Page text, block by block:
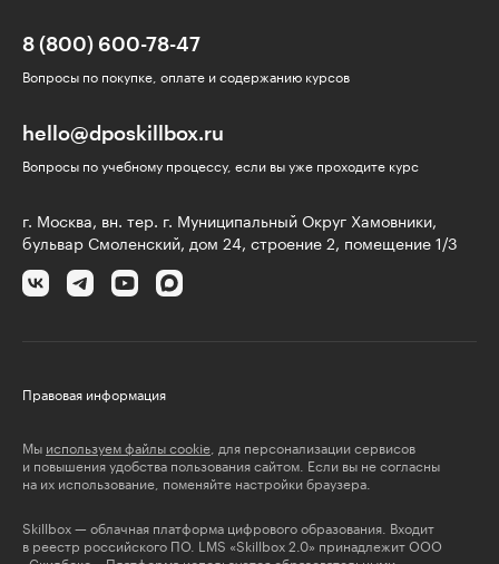
8 (800) 600-78-47
Вопросы по покупке, оплате и содержанию курсов
hello@dposkillbox.ru
Вопросы по учебному процессу, если вы уже проходите курс
г. Москва, вн. тер. г. Муниципальный Округ Хамовники,
бульвар Смоленский, дом 24, строение 2, помещение 1/3
Правовая информация
Мы используем файлы cookie , для персонализации сервисов
и повышения удобства пользования сайтом. Если вы не согласны
на их использование, поменяйте настройки браузера.
Skillbox — облачная платформа цифрового образования. Входит
в реестр российского ПО. LMS «Skillbox 2.0» принадлежит ООО